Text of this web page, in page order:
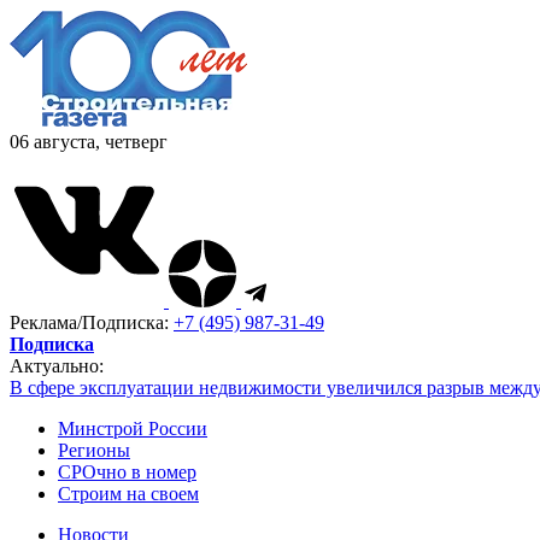
06 августа, четверг
Реклама/Подписка: +7 (495) 987-31-49
Подписка
Актуально:
В сфере эксплуатации недвижимости увеличился разрыв
Минстрой России
Регионы
СРОчно в номер
Строим на своем
Новости